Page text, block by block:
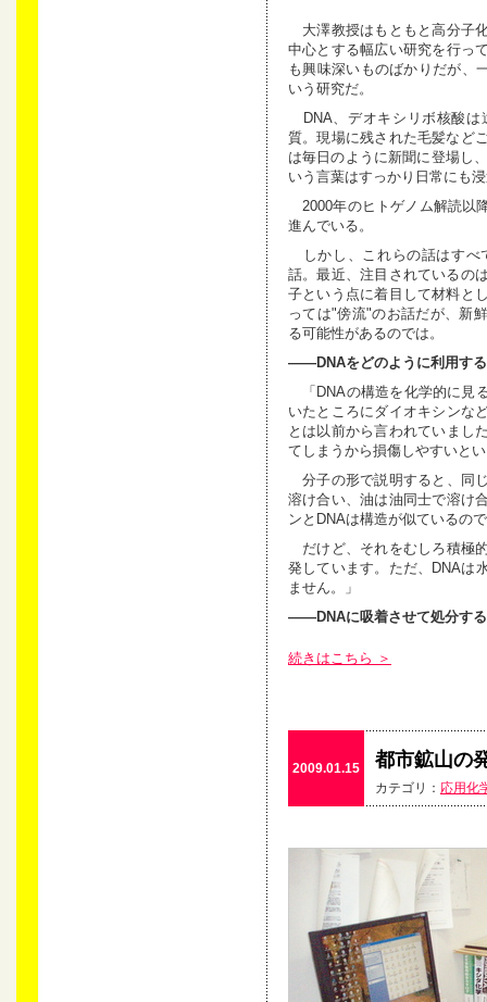
大澤教授はもともと高分子
中心とする幅広い研究を行っ
も興味深いものばかりだが、
いう研究だ。
DNA、デオキシリボ核酸は
質。現場に残された毛髪など
は毎日のように新聞に登場し
いう言葉はすっかり日常にも
2000年のヒトゲノム解読以
進んでいる。
しかし、これらの話はすべ
話。最近、注目されているの
子という点に着目して材料と
っては"傍流"のお話だが、新
る可能性があるのでは。
――DNAをどのように利用す
「DNAの構造を化学的に見
いたところにダイオキシンな
とは以前から言われていまし
てしまうから損傷しやすいと
分子の形で説明すると、同
溶け合い、油は油同士で溶け
ンとDNAは構造が似ているの
だけど、それをむしろ積極
発しています。ただ、DNAは
ません。」
――DNAに吸着させて処分す
続きはこちら ＞
都市鉱山
カテゴリ： 応用化
2009.01.15